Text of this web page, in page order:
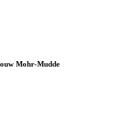
Mohr-Mudde